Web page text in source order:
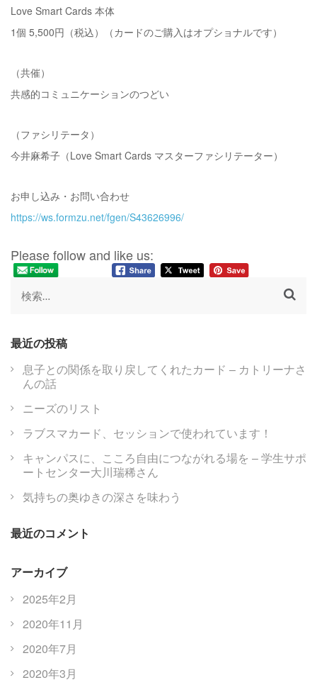
Love Smart Cards 本体
1個 5,500円（税込）（カードのご購入はオプショナルです）
（共催）
共感的コミュニケーションのつどい
（ファシリテータ）
今井麻希子（Love Smart Cards マスターファシリテーター）
お申し込み・お問い合わせ
https://ws.formzu.net/fgen/S43626996/
Please follow and like us:
検
最近の投稿
息子との関係を取り戻してくれたカード – カトリーナさ
んの話
ニーズのリスト
ラブスマカード、セッションで使われています！
キャンパスに、こころ自由につながれる場を – 学生サポ
ートセンター大川瑞稀さん
気持ちの奥ゆきの深さを味わう
最近のコメント
アーカイブ
2025年2月
2020年11月
2020年7月
2020年3月